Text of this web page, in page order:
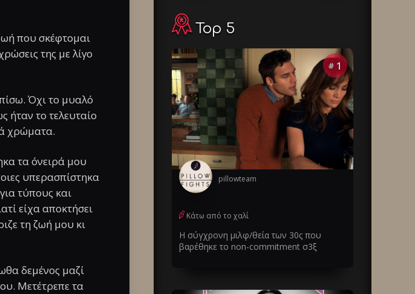
που σκέφτομαι
της με λίγο
Όχι το μυαλό
ήταν το τελευταίο
χρώματα.
τα όνειρά μου
υπερασπίστηκα
τύπους και
είχα αποκτήσει
τη ζωή μου κι
δεμένος μαζί
Μετέτρεπε τα
Top 5
# 1
pillowteam
Κάτω από το χαλί
Η σύγχρονη μιλφ/θεία των 30ς που
βαρέθηκε το non-commitment σ3ξ